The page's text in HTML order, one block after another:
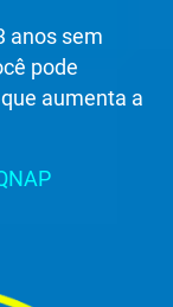
anos sem
pode
aumenta a